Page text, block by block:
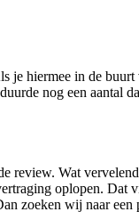
je hiermee in de
nog een aantal
review. Wat
oplopen.
zoeken wij naar